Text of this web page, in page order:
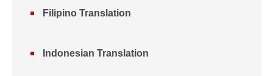
Filipino Translation
Indonesian Translation